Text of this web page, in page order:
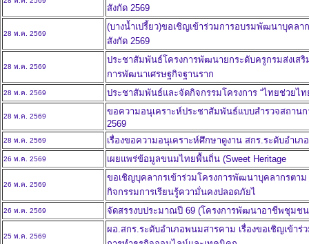
สังกัด 2569
28 พ.ค. 2569
(บางน้ำเปรี้ยว)ขอเชิญเข้าร่วมการอบรมพัฒนาบุคล
สังกัด 2569
28 พ.ค. 2569
ประชาสัมพันธ์โครงการพัฒนายกระดับครูกรมส่งเสริ
การพัฒนาเศรษฐกิจฐานราก
28 พ.ค. 2569 ประชาสัมพันธ์และจัดกิจกรรมโครงการ “ไทยช่วยไท
28 พ.ค. 2569
ขอความอนุเคราะห์ประชาสัมพันธ์แบบสำรวจสถาน
2569
28 พ.ค. 2569 เรื่องขอความอนุเคราะห์ศึกษาดูงาน สกร.ระดับอำเภ
26 พ.ค. 2569 เผยแพร่ข้อมูลขนมไทยพื้นถิ่น (Sweet Heritage
26 พ.ค. 2569
ขอเชิญบุคลากรเข้าร่วมโครงการพัฒนาบุคลากรตา
กิจกรรมการเรียนรู้ความั่นคงปลอดภัยไ
26 พ.ค. 2569 จัดสรรงบประมาณปี 69 (โครงการพัฒนาอาชีพชุมช
25 พ.ค. 2569
ผอ.สกร.ระดับอำเภอพนมสารคาม เรื่องขอเชิญเข้าร่